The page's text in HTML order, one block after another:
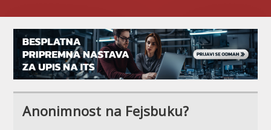
Anonimnost na Fejsbuku?